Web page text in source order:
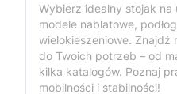
Wybierz idealny stojak na
modele nablatowe,
wielokieszeniowe. Znajdź
do Twoich potrzeb – od
kilka katalogów. Poznaj
mobilności i stabilności!